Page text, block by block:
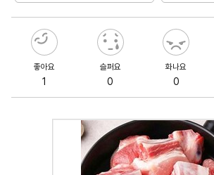
좋아요
1
슬퍼요
0
화나요
0